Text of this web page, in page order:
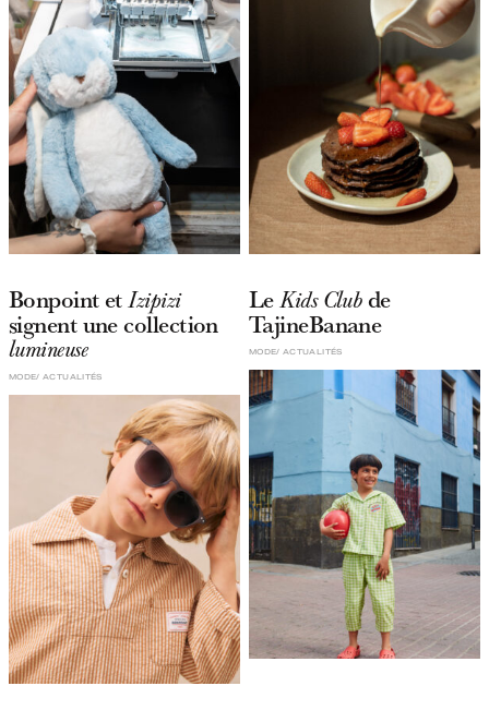
Bonpoint etIzipizi
signent une collection
lumineuse
ACTUALITÉS
MODE
LeKids Clubde
TajineBanane
ACTUALITÉS
MODE